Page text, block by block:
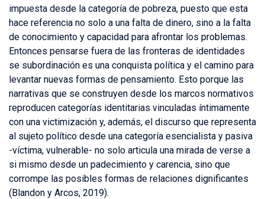
impuesta desde la categoría de pobreza, puesto que esta
hace referencia no solo a una falta de dinero, sino a la falta
de conocimiento y capacidad para afrontar los problemas.
Entonces pensarse fuera de las fronteras de identidades
se subordinación es una conquista política y el camino para
levantar nuevas formas de pensamiento. Esto porque las
narrativas que se construyen desde los marcos normativos
reproducen categorías identitarias vinculadas íntimamente
con una victimización y, además, el discurso que representa
al sujeto político desde una categoría esencialista y pasiva
-víctima, vulnerable- no solo articula una mirada de verse a
si mismo desde un padecimiento y carencia, sino que
corrompe las posibles formas de relaciones dignificantes
(Blandon y Arcos, 2019).